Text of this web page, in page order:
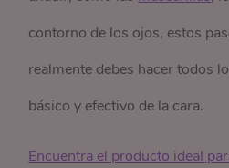
contorno de los ojos, estos
realmente debes hacer todos
básico y efectivo de la cara.
Encuentra el producto ideal